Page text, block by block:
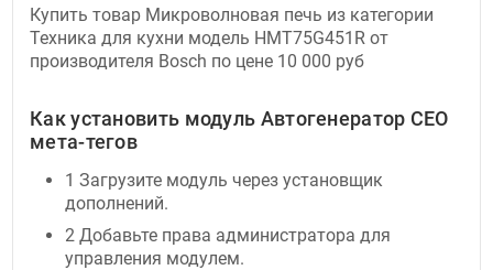
Купить товар Микроволновая печь из категории
Техника для кухни модель HMT75G451R от
производителя Bosch по цене 10 000 руб
Как установить модуль Автогенератор СЕО
мета-тегов
1 Загрузите модуль через установщик
дополнений.
2 Добавьте права администратора для
управления модулем.